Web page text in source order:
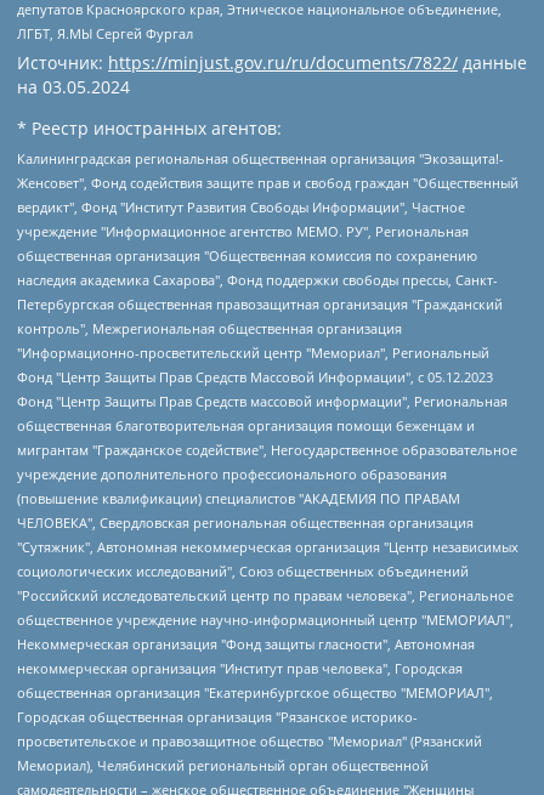
депутатов Красноярского края, Этническое национальное объединение,
ЛГБТ, Я.МЫ Сергей Фургал
Источник: https://minjust.gov.ru/ru/documents/7822/ данные
на 03.05.2024
* Реестр иностранных агентов:
Калининградская региональная общественная организация "Экозащита!-Женсовет", Фонд содействия защите прав и свобод граждан "Общественный вердикт", Фонд "Институт Развития Свободы Информации", Частное учреждение "Информационное агентство МЕМО. РУ", Региональная общественная организация "Общественная комиссия по сохранению наследия академика Сахарова", Фонд поддержки свободы прессы, Санкт-Петербургская общественная правозащитная организация "Гражданский контроль", Межрегиональная общественная организация "Информационно-просветительский центр "Мемориал", Региональный Фонд "Центр Защиты Прав Средств Массовой Информации", с 05.12.2023 Фонд "Центр Защиты Прав Средств массовой информации", Региональная общественная благотворительная организация помощи беженцам и мигрантам "Гражданское содействие", Негосударственное образовательное учреждение дополнительного профессионального образования (повышение квалификации) специалистов "АКАДЕМИЯ ПО ПРАВАМ ЧЕЛОВЕКА", Свердловская региональная общественная организация "Сутяжник", Автономная некоммерческая организация "Центр независимых социологических исследований", Союз общественных объединений "Российский исследовательский центр по правам человека", Региональное общественное учреждение научно-информационный центр "МЕМОРИАЛ", Некоммерческая организация "Фонд защиты гласности", Автономная некоммерческая организация "Институт прав человека", Городская общественная организация "Екатеринбургское общество "МЕМОРИАЛ", Городская общественная организация "Рязанское историко-просветительское и правозащитное общество "Мемориал" (Рязанский Мемориал), Челябинский региональный орган общественной самодеятельности – женское общественное объединение "Женщины Евразии", Челябинский региональный орган общественной самодеятельности "Уральская правозащитная группа", Фонд содействия защите здоровья и социальной справедливости имени Андрея Рылькова, Автономная Некоммерческая Организация "Аналитический Центр Юрия Левады", Автономная некоммерческая организация социальной поддержки населения "Проект Апрель", Региональная общественная организация помощи женщинам и детям, находящимся в кризисной ситуации "Информационно-методический центр "Анна", Фонд содействия развитию массовых коммуникаций и правовому просвещению "Так-так-Так", Фонд содействия устойчивому развитию "Серебряная тайга", Свердловский региональный общественный фонд социальных проектов "Новое время", "Idel.Реалии", Кавказ.Реалии, Крым.Реалии, Телеканал Настоящее Время, Татаро-башкирская служба Радио Свобода (Azatliq Radiosi), Радио Свободная Европа/Радио Свобода (PCE/PC), "Сибирь.Реалии", "Фактограф", Благотворительный фонд помощи осужденным и их семьям, Автономная некоммерческая организация "Институт глобализации и социальных движений", Фонд "В защиту прав заключенных", Частное учреждение "Центр поддержки и содействия развитию средств массовой информации", Пензенский региональный общественный благотворительный фонд "Гражданский союз", "Север.Реалии", Некоммерческая организация Фонд "Правовая инициатива", Общество с ограниченной ответственностью "Радио Свободная Европа/Радио Свобода", Чешское информационное агентство "MEDIUM-ORIENT", Красноярская региональная общественная организация "Мы против СПИДа", Камалягин Денис Николаевич, Маркелов Сергей Евгеньевич, Пономарев Лев Александрович, Савицкая Людмила Алексеевна, Автономная некоммерческая организация "Центр по работе с проблемой насилия "НАСИЛИЮ.НЕТ", Межрегиональный профессиональный союз работников здравоохранения "Альянс врачей", Юридическое лицо, зарегистрированное в Латвийской Республике, SIA "Medusa Project" (регистрационный номер 40103797863, дата регистрации 10.06.2014), Некоммерческая организация "Фонд по борьбе с коррупцией", Автономная некоммерческая организация "Институт права и публичной политики", Баданин Роман Сергеевич, Гликин Максим Александрович, Железнова Мария Михайловна, Лукьянова Юлия Сергеевна, Маетная Елизавета Витальевна, Маняхин Петр Борисович, Чуракова Ольга Владимировна, Ярош Юлия Петровна, Юридическое лицо "The Insider SIA", зарегистрированное в Риге, Латвийская Республика (дата регистрации 26.06.2015), являющееся администратором доменного имени интернет-издания "The Insider SIA", https://theins.ru, Постернак Алексей Евгеньевич, Рубин Михаил Аркадьевич, Анин Роман Александрович, Юридическое лицо Istories fonds, зарегистрированное в Латвийской Республике (регистрационный номер 50008295751, дата регистрации 24.02.2020), Великовский Дмитрий Александрович, Долинина Ирина Николаевна, Мароховская Алеся Алексеевна, Шлейнов Роман Юрьевич, Шмагун Олеся Валентиновна, Общество с ограниченной ответственностью "Альтаир 2021", Общество с ограниченной ответственностью "Вега 2021", Общество с ограниченной ответственностью "Главный редактор 2021", Общество с ограниченной ответственностью "Ромашки монолит", Важенков Артем Валерьевич, Ивановская областная общественная организация "Центр гендерных исследований", Гурман Юрий Альбертович, Медиапроект "ОВД-Инфо", Егоров Владимир Владимирович, Жилинский Владимир Александрович, Общество с ограниченной ответственностью "ЗП", Иванова София Юрьевна, Карезина Инна Павловна, Кильтау Екатерина Викторовна, Петров Алексей Викторович, Пискунов Сергей Евгеньевич, Смирнов Сергей Сергеевич, Тихонов Михаил Сергеевич, Общество с ограниченной ответственностью "ЖУРНАЛИСТ-ИНОСТРАННЫЙ АГЕНТ", Арапова Галина Юрьевна, Вольтская Татьяна Анатольевна, Американская компания "Mason G.E.S. Anonymous Foundation" (США), являющаяся владельцем интернет-издания https://mnews.world/, Компания "Stichting Bellingcat", зарегистрированная в Нидерландах (дата регистрации 11.07.2018), Захаров Андрей Вячеславович, Клепиковская Екатерина Дмитриевна, Общество с ограниченной ответственностью "МЕМО", Перл Роман Александрович, Симонов Евгений Алексеевич, Соловьева Елена Анатольевна, Сотников Даниил Владимирович, Сурначева Елизавета Дмитриевна, Автономная некоммерческая организация по защите прав человека и информированию населения "Якутия – Наше Мнение", Общество с ограниченной ответственностью "Москоу диджитал медиа", с 26.01.2023 Общество с ограниченной ответственностью "Чайка Белые сады", Ветошкина Валерия Валерьевна, Заговора Максим Александрович, Межрегиональное общественное движение "Российская ЛГБТ - сеть", Оленичев Максим Владимирович, Павлов Иван Юрьевич, Скворцова Елена Сергеевна, Общество с ограниченной ответственностью "Как бы инагент", Кочетков Игорь Викторович, Общество с ограниченной ответственностью "Честные выборы", Еланчик Олег Александрович, Общество с ограниченной ответственностью "Нобелевский призыв", Гималова Регина Эмилевна, Григорьев Андрей Валерьевич, Григорьева Алина Александровна, Ассоциация по содействию защите прав призывников, альтернативнослужащих и военнослужащих "Правозащитная группа "Гражданин.Армия.Право", Хисамова Регина Фаритовна, Автономная некоммерческая организация по реализации социально-правовых программ "Лилит", Дальневосточное общественное движение "Маяк", Санкт-Петербургская ЛГБТ-инициативная группа "Выход", Инициативная группа ЛГБТ+ "Реверс", Алексеев Андрей Викторович, Бекбулатова Таисия Львовна, Беляев Иван Михайлович, Владыкина Елена Сергеевна, Гельман Марат Александрович, Никульшина Вероника Юрьевна, Толоконникова Надежда Андреевна, Шендерович Виктор Анатольевич, Общество с ограниченной ответственностью "Данное сообщение", Общество с ограниченной ответственностью Издательский дом "Новая глава", Айнбиндер Александра Александровна, Московский комьюнити-центр для ЛГБТ+инициатив, Благотворительный фонд развития филантропии, Deutsche Welle (Германия, Kurt-Schumacher-Strasse 3, 53113 Bonn), Борзунова Мария Михайловна, Воробьев Виктор Викторович, Голубева Анна Львовна, Константинова Алла Михайловна, Малкова Ирина Владимировна, Мурадов Мурад Абдулгалимович, Осетинская Елизавета Николаевна, Понасенков Евгений Николаевич, Ганапольский Матвей Юрьевич, Киселев Евгений Алексеевич, Борухович Ирина Григорьевна, Дремин Иван Тимофеевич, Дубровский Дмитрий Викторович, Красноярская региональная общественная организация поддержки и развития альтернативных образовательных технологий и межкультурных коммуникаций "ИНТЕРРА", Маяковская Екатерина Алексеевна, Фейгин Марк Захарович, Филимонов Андрей Викторович, Дзугкоева Регина Николаевна, Доброхотов Роман Александрович, Дудь Юрий Александрович, Елкин Сергей Владимирович, Кругликов Кирилл Игоревич, Сабунаева Мария Леонидовна, Семенов Алексей Владимирович, Шаинян Карен Багратович, Шульман Екатерина Михайловна, Асафьев Артур Валерьевич, Вахштайн Виктор Семенович, Венедиктов Алексей Алексеевич, Лушникова Екатерина Евгеньевна, Волков Леонид Михайлович, Невзоров Александр Глебович, Пархоменко Сергей Борисович, Сироткин Ярослав Николаевич, Кара-Мурза Владимир Владимирович, Баранова Наталья Владимировна, Гозман Леонид Яковлевич, Кагарлицкий Борис Юльевич, Климарев Михаил Валерьевич, Милов Владимир Станиславович, Автономная некоммерческая организация Краснодарский центр современного искусства "Типография", Моргенштерн Алишер Тагирович, Соболь Любовь Эдуардовна, Общество с ограниченной ответственностью "ЛИЗА НОРМ", Каспаров Гарри Кимович, Ходорковский Михаил Борисович, Общество с ограниченной ответственностью "Апрельские тезисы", Данилович Ирина Брониславовна, Кашин Олег Владимирович, Петров Николай Владимирович, Пивоваров Алексей Владимирович, Соколов Михаил Владимирович, Цветкова Юлия Владимировна, Чичваркин Евгений Александрович, Комитет против пыток/Команда против пыток, Общество с ограниченной ответственностью "Первый научный", Общество с ограниченной ответственностью "Вертолет и ко", Белоцерковская Вероника Борисовна, Кац Максим Евгеньевич, Лазарева Татьяна Юрьевна, Шаведдинов Руслан Табризович, Яшин Илья Валерьевич, Общество с ограниченной ответственностью "Иноагент ААВ", Алешковский Дмитрий Петрович, Альбац Евгения Марковна, Быков Дмитрий Львович, Галямина Юлия Евгеньевна, Лойко Сергей Леонидович, Мартынов Кирилл Константинович, Медведев Сергей Александрович, Крашенинников Федор Геннадиевич, Гордеева Катерина Вл